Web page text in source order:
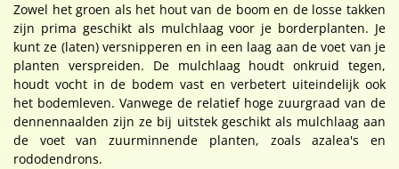
Zowel het groen als het hout van de boom en de losse takken
zijn prima geschikt als mulchlaag voor je borderplanten. Je
kunt ze (laten) versnipperen en in een laag aan de voet van je
planten verspreiden. De mulchlaag houdt onkruid tegen,
houdt vocht in de bodem vast en verbetert uiteindelijk ook
het bodemleven. Vanwege de relatief hoge zuurgraad van de
dennennaalden zijn ze bij uitstek geschikt als mulchlaag aan
de voet van zuurminnende planten, zoals azalea's en
rododendrons.